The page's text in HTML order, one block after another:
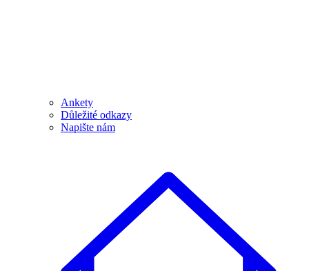
Ankety
Důležité odkazy
Napište nám